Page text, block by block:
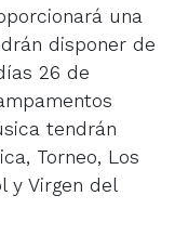
una
disponer de
26 de
tendrán
Torneo, Los
y Virgen del